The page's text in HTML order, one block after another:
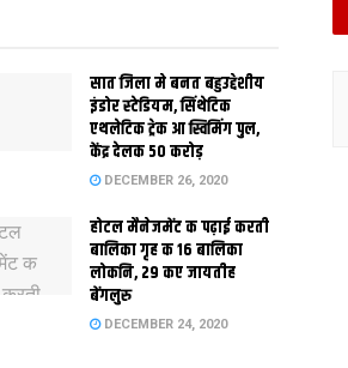
सात जिला मे बनत बहुउद्देशीय
इंडोर स्‍टेडि‍यम, सिंथेटिक
एथलेटिक ट्रेक आ स्विमिंग पुल,
केंद्र देलक 50 करोड़
DECEMBER 26, 2020
होटल मैनेजमेंट क पढ़ाई करती
बालिका गृह क 16 बालिका
लोकनि, 29 कए जायतीह
बेंगलुरु
DECEMBER 24, 2020